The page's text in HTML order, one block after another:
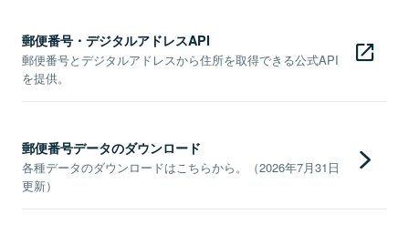
郵便番号・デジタルアドレスAPI
郵便番号とデジタルアドレスから住所を取得できる公式API
を提供。
郵便番号データのダウンロード
各種データのダウンロードはこちらから。（2026年7月31日
更新）